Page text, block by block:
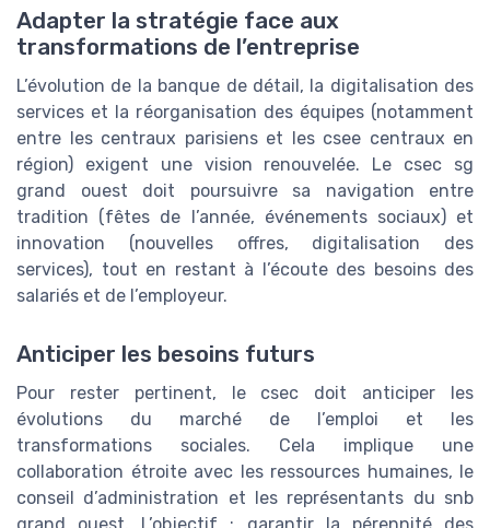
Adapter la stratégie face aux
transformations de l’entreprise
L’évolution de la banque de détail, la digitalisation des
services et la réorganisation des équipes (notamment
entre les centraux parisiens et les csee centraux en
région) exigent une vision renouvelée. Le csec sg
grand ouest doit poursuivre sa navigation entre
tradition (fêtes de l’année, événements sociaux) et
innovation (nouvelles offres, digitalisation des
services), tout en restant à l’écoute des besoins des
salariés et de l’employeur.
Anticiper les besoins futurs
Pour rester pertinent, le csec doit anticiper les
évolutions du marché de l’emploi et les
transformations sociales. Cela implique une
collaboration étroite avec les ressources humaines, le
conseil d’administration et les représentants du snb